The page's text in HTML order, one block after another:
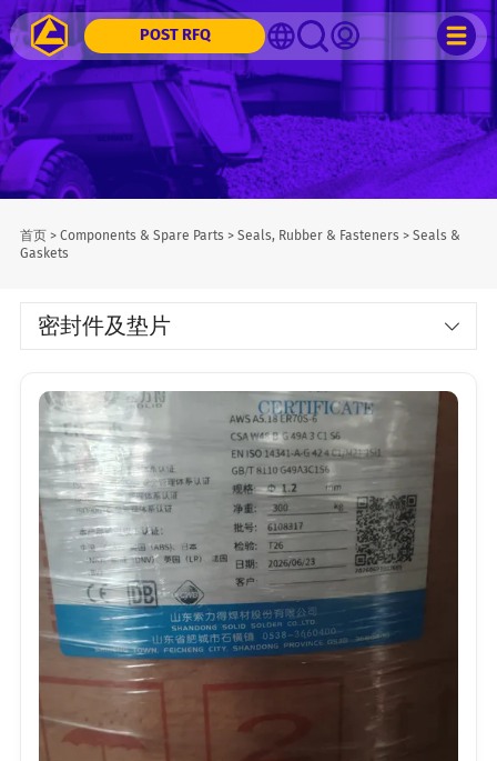
POST RFQ
首页> Components & Spare Parts > Seals, Rubber & Fasteners > Seals &
Gaskets
密封件及垫片